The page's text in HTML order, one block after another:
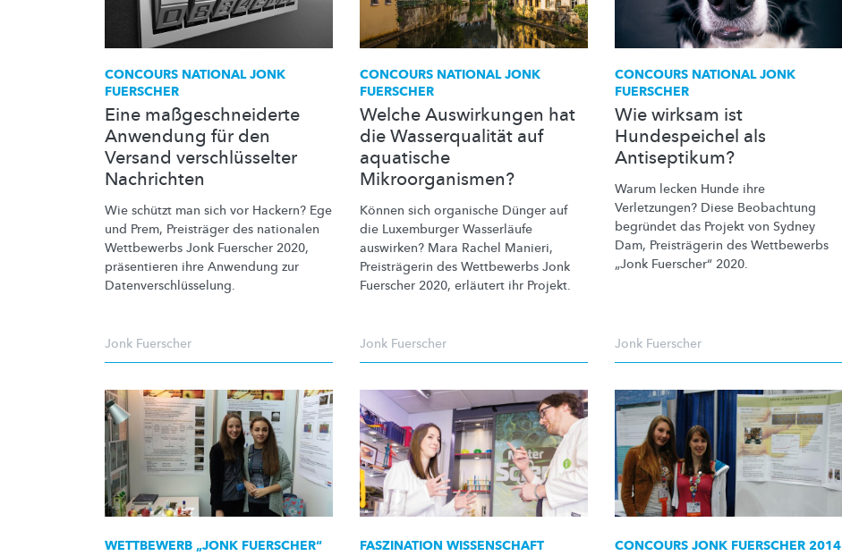
CONCOURS NATIONAL JONK
FUERSCHER
Eine maßgeschneiderte
Anwendung für den
Versand verschlüsselter
Nachrichten
Wie schützt man sich vor Hackern? Ege
und Prem, Preisträger des nationalen
Wettbewerbs Jonk Fuerscher 2020,
präsentieren ihre Anwendung zur
Datenverschlüsselung.
Jonk Fuerscher
CONCOURS NATIONAL JONK
FUERSCHER
Welche Auswirkungen hat
die Wasserqualität auf
aquatische
Mikroorganismen?
Können sich organische Dünger auf
die Luxemburger Wasserläufe
auswirken? Mara Rachel Manieri,
Preisträgerin des Wettbewerbs Jonk
Fuerscher 2020, erläutert ihr Projekt.
Jonk Fuerscher
CONCOURS NATIONAL JONK
FUERSCHER
Wie wirksam ist
Hundespeichel als
Antiseptikum?
Warum lecken Hunde ihre
Verletzungen? Diese Beobachtung
begründet das Projekt von Sydney
Dam, Preisträgerin des Wettbewerbs
„Jonk Fuerscher“ 2020.
Jonk Fuerscher
WETTBEWERB „JONK FUERSCHER“ FASZINATION WISSENSCHAFT CONCOURS JONK FUERSCHER 2014